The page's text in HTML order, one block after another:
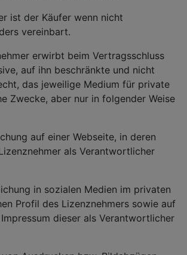
ist der Käufer wenn nicht
vereinbart.
erwirbt beim Vertragsschluss
auf ihn beschränkte und nicht
das jeweilige Medium für private
Zwecke, aber nur in folgender Weise
auf einer Webseite, in deren
als Verantwortlicher
in sozialen Medien im privaten
Profil des Lizenznehmers sowie auf
dieser als Verantwortlicher